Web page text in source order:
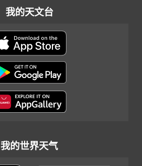
我的天文台
我的世界天气